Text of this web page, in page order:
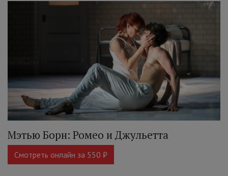
Мэтью Борн: Ромео и Джульетта
Смотреть онлайн за 550 ₽